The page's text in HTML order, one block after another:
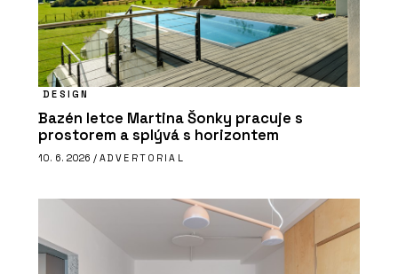
DESIGN
Bazén letce Martina Šonky pracuje s
prostorem a splývá s horizontem
10. 6. 2026 / ADVERTORIAL